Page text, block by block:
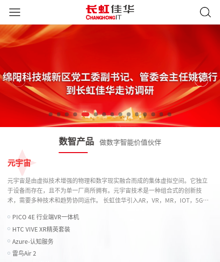
元宇宙
元宇宙是由虚拟技术增强的物理和数字现实融合而成的集体虚拟空间。它独立
于设备而存在，且不为单一厂商所拥有。元宇宙技术是一种组合式的创新技
术，需要多种技术和趋势协同运作。 长虹佳华引入AR，VR，MR，IOT，5G，
PICO 4E 行业端VR一体机
HTC VIVE XR精英套装
Azure-认知服务
雷鸟Air 2
数智产品 做数字智能价值伙伴